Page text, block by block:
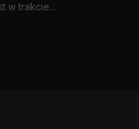
w trakcie...